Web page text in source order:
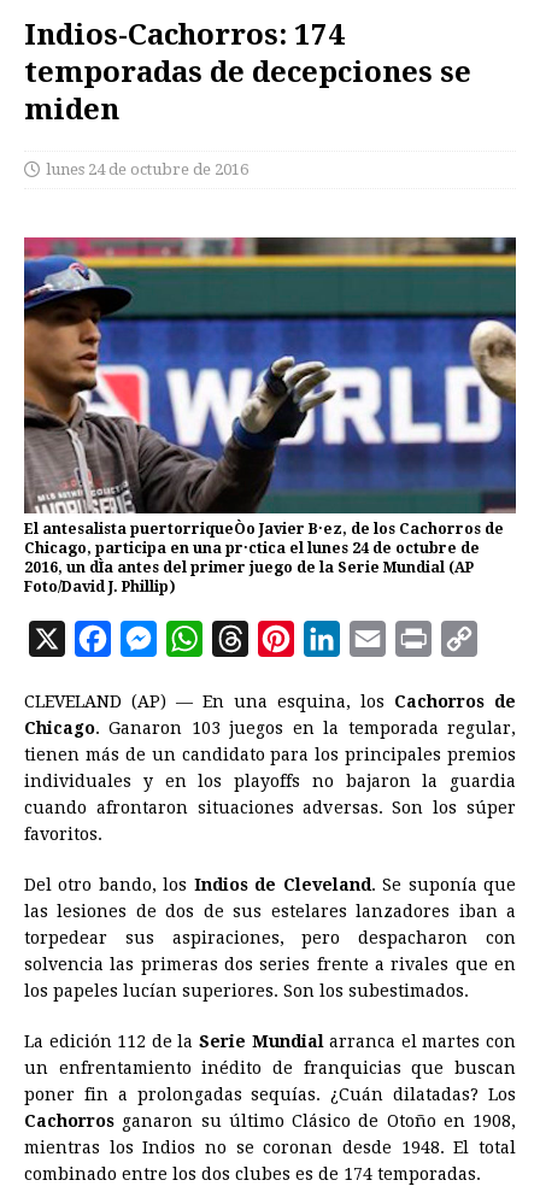
Indios-Cachorros: 174
temporadas de decepciones se
miden
lunes 24 de octubre de 2016
El antesalista puertorriqueÒo Javier B·ez, de los Cachorros de
Chicago, participa en una pr·ctica el lunes 24 de octubre de
2016, un dÌa antes del primer juego de la Serie Mundial (AP
Foto/David J. Phillip)
X
c
e
b
o
k
M
s
s
e
n
e
W
a
t
s
A
p
r
e
a
d
n
t
e
r
s
n
k
e
d
n
a
i
l
i
n
t
p
y
L
i
k
CLEVELAND (AP) — En una esquina, los Cachorros de
Chicago. Ganaron 103 juegos en la temporada regular,
tienen más de un candidato para los principales premios
individuales y en los playoffs no bajaron la guardia
cuando afrontaron situaciones adversas. Son los súper
favoritos.
Del otro bando, los Indios de Cleveland. Se suponía que
las lesiones de dos de sus estelares lanzadores iban a
torpedear sus aspiraciones, pero despacharon con
solvencia las primeras dos series frente a rivales que en
los papeles lucían superiores. Son los subestimados.
La edición 112 de la Serie Mundialarranca el martes con
un enfrentamiento inédito de franquicias que buscan
poner fin a prolongadas sequías. ¿Cuán dilatadas? Los
Cachorros ganaron su último Clásico de Otoño en 1908,
mientras los Indios no se coronan desde 1948. El total
combinado entre los dos clubes es de 174 temporadas.